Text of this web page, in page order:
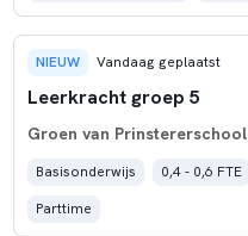
NIEUW Vandaag geplaatst
Leerkracht groep 5
Groen van Prinstererschool
Basisonderwijs 0,4 - 0,6 FTE
Parttime